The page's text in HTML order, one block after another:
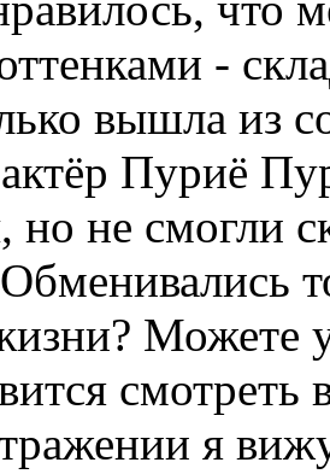
-
вышла из
Пуриё
не смогли
Можете
смотреть
я